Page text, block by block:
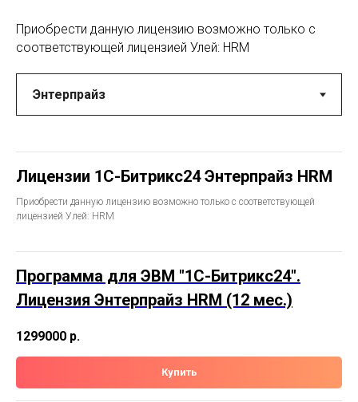
Приобрести данную лицензию возможно только с
соответствующей лицензией Улей: HRM
Лицензии 1С-Битрикс24 Энтерпрайз HRM
Приобрести данную лицензию возможно только с соответствующей
лицензией Улей: HRM
Программа для ЭВМ "1С-Битрикс24".
Лицензия Энтерпрайз HRM (12 мес.)
1299000 р.
Купить